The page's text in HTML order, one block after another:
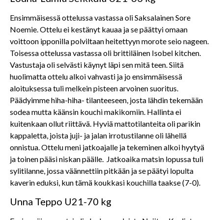
Ensimmäisessä ottelussa vastassa oli Saksalainen Sore
Noemie. Ottelu ei kestänyt kauaa ja se päättyi omaan
voittoon ipponilla polviltaan heitettyyn morote seio nageen.
Toisessa ottelussa vastassa oli brittiläinen Isobel kitchen.
Vastustaja oli selvästi käynyt läpi sen mitä teen. Siitä
huolimatta ottelu alkoi vahvasti ja jo ensimmäisessä
aloituksessa tuli melkein pisteen arvoinen suoritus.
Päädyimme hiha-hiha- tilanteeseen, josta lähdin tekemään
sodea mutta käänsin kouchi makikomiin. Hallinta ei
kuitenkaan ollut riittävä. Hyviä mattotilanteita oli parikin
kappaletta, joista juji- ja jalan irrotustilanne oli lähellä
onnistua. Ottelu meni jatkoajalle ja tekeminen alkoi hyytyä
ja toinen pääsi niskan päälle. Jatkoaika matsin lopussa tuli
sylitilanne, jossa väännettiin pitkään ja se päätyi lopulta
kaverin eduksi, kun tämä koukkasi kouchilla taakse (7-0).
Unna Teppo U21-70 kg